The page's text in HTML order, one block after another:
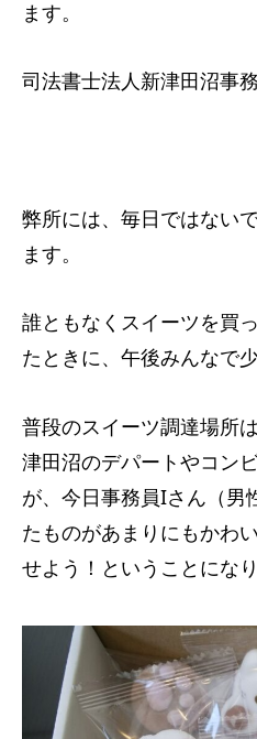
ます。
司法書士法人新津田沼事
弊所には、毎日ではない
ます。
誰ともなくスイーツを買
たときに、午後みんなで
普段のスイーツ調達場所
津田沼のデパートやコン
が、今日事務員Iさん（男
たものがあまりにもかわ
せよう！ということになり